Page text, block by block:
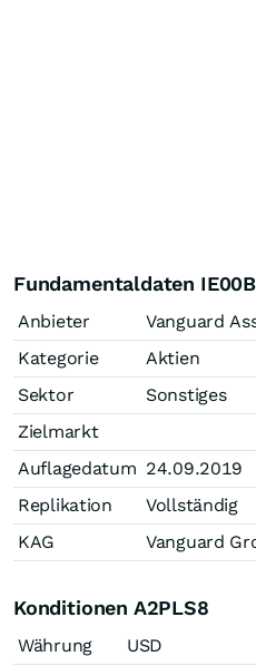
Fundamentaldaten
Anbieter
Vanguard
Kategorie
Aktien
Sektor
Sonstiges
Zielmarkt
Auflagedatum 24.09.2019
Replikation
Vollständig
KAG
Vanguard
Konditionen A2PLS8
Währung
USD